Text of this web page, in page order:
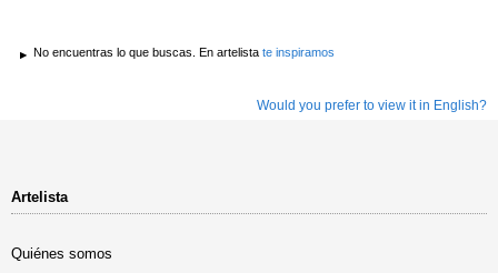
No encuentras lo que buscas. En artelista te inspiramos
Would you prefer to view it in English?
Artelista
Quiénes somos